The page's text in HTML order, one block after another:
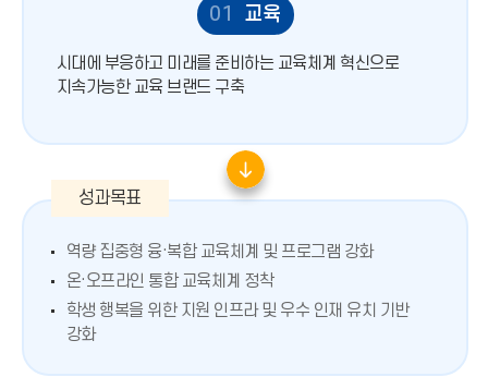
01 교육
시대에 부응하고 미래를 준비하는 교육체계 혁신으로
지속가능한 교육 브랜드 구축
역량 집중형 융·복합 교육체계 및 프로그램 강화
온·오프라인 통합 교육체계 정착
학생 행복을 위한 지원 인프라 및 우수 인재 유치 기반
강화